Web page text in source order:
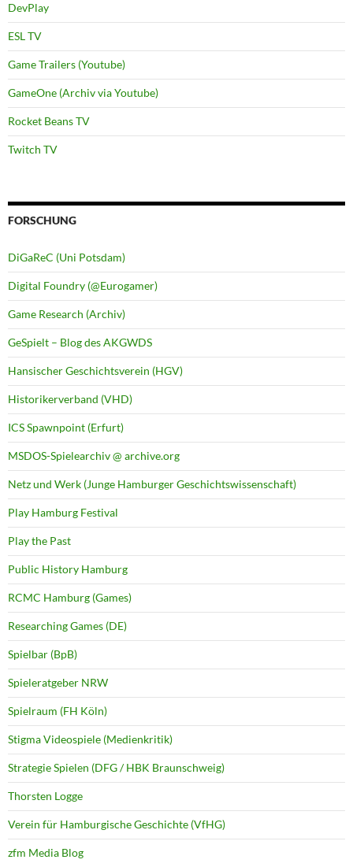
DevPlay
ESL TV
Game Trailers (Youtube)
GameOne (Archiv via Youtube)
Rocket Beans TV
Twitch TV
FORSCHUNG
DiGaReC (Uni Potsdam)
Digital Foundry (@Eurogamer)
Game Research (Archiv)
GeSpielt – Blog des AKGWDS
Hansischer Geschichtsverein (HGV)
Historikerverband (VHD)
ICS Spawnpoint (Erfurt)
MSDOS-Spielearchiv @ archive.org
Netz und Werk (Junge Hamburger Geschichtswissenschaft)
Play Hamburg Festival
Play the Past
Public History Hamburg
RCMC Hamburg (Games)
Researching Games (DE)
Spielbar (BpB)
Spieleratgeber NRW
Spielraum (FH Köln)
Stigma Videospiele (Medienkritik)
Strategie Spielen (DFG / HBK Braunschweig)
Thorsten Logge
Verein für Hamburgische Geschichte (VfHG)
zfm Media Blog